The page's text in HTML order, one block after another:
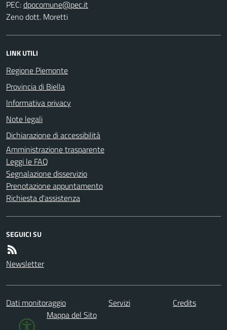
PEC:
Zeno dott. Moretti
LINK UTILI
Regione Piemonte
Provincia di Biella
Informativa privacy
Note legali
Dichiarazione di accessibilità
Amministrazione trasparente
Leggi le FAQ
Segnalazione disservizio
Prenotazione appuntamento
Richiesta d'assistenza
SEGUICI SU
Newsletter
Dati monitoraggio Servizi
Credits
Mappa del Sito